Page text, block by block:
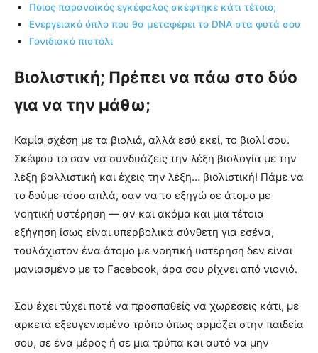
Ποιος παρανοϊκός εγκέφαλος σκέφτηκε κάτι τέτοιο;
Ενεργειακό όπλο που θα μεταφέρει το DNA στα φυτά σου
Γονιδιακό πιστόλι
Βιολιστική; Πρέπει να πάω στο δύο
για να την μάθω;
Καμία σχέση με τα βιολιά, αλλά εσύ εκεί, το βιολί σου.
Σκέψου το σαν να συνδυάζεις την λέξη βιολογία με την
λέξη βαλλιστική και έχεις την λέξη… βιολιστική! Πάμε να
το δούμε τόσο απλά, σαν να το εξηγώ σε άτομο με
νοητική υστέρηση — αν και ακόμα και μια τέτοια
εξήγηση ίσως είναι υπερβολικά σύνθετη για εσένα,
τουλάχιστον ένα άτομο με νοητική υστέρηση δεν είναι
μανιασμένο με το Facebook, άρα σου ρίχνει από νιονιό.
Σου έχει τύχει ποτέ να προσπαθείς να χωρέσεις κάτι, με
αρκετά εξευγενισμένο τρόπο όπως αρμόζει στην παιδεία
σου, σε ένα μέρος ή σε μια τρύπα και αυτό να μην